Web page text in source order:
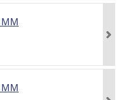
MM
MM